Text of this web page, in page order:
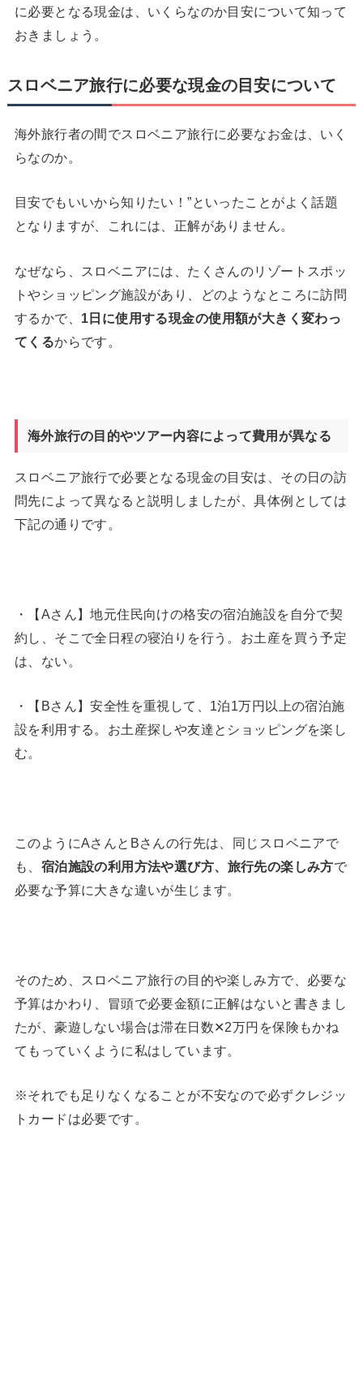
に必要となる現金は、いくらなのか目安について知って
おきましょう。
スロベニア旅行に必要な現金の目安について
海外旅行者の間でスロベニア旅行に必要なお金は、いく
らなのか。
目安でもいいから知りたい！”といったことがよく話題
となりますが、これには、正解がありません。
なぜなら、スロベニアには、たくさんのリゾートスポッ
トやショッピング施設があり、どのようなところに訪問
するかで、 1 日に使用する現金の使用額が大きく変わっ
てくるからです。
海外旅行の目的やツアー内容によって費用が異なる
スロベニア旅行で必要となる現金の目安は、その日の訪
問先によって異なると説明しましたが、具体例としては
下記の通りです。
・【Aさん】地元住民向けの格安の宿泊施設を自分で契
約し、そこで全日程の寝泊りを行う。お土産を買う予定
は、ない。
・【Bさん】安全性を重視して、1泊1万円以上の宿泊施
設を利用する。お土産探しや友達とショッピングを楽し
む。
このようにAさんとBさんの行先は、同じスロベニアで
も、 宿泊施設の利用方法や選び方、旅行先の楽しみ方で
必要な予算に大きな違いが生じます。
そのため、スロベニア旅行の目的や楽しみ方で、必要な
予算はかわり、冒頭で必要金額に正解はないと書きまし
たが、豪遊しない場合は滞在日数✕2万円を保険もかね
てもっていくように私はしています。
※それでも足りなくなることが不安なので必ずクレジッ
トカードは必要です。